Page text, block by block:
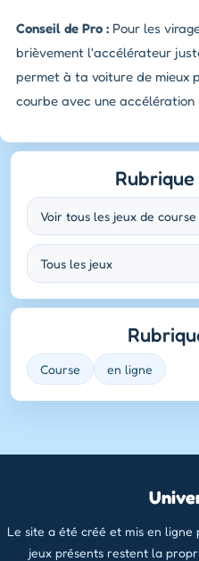
Conseil de Pro : Pour les
brièvement l'accélérateur
permet à ta voiture de mieux
courbe avec une accélération
Voir tous les jeux de course
Tous les jeux
Course en ligne
Le site a été créé et mis en
jeux présents restent la